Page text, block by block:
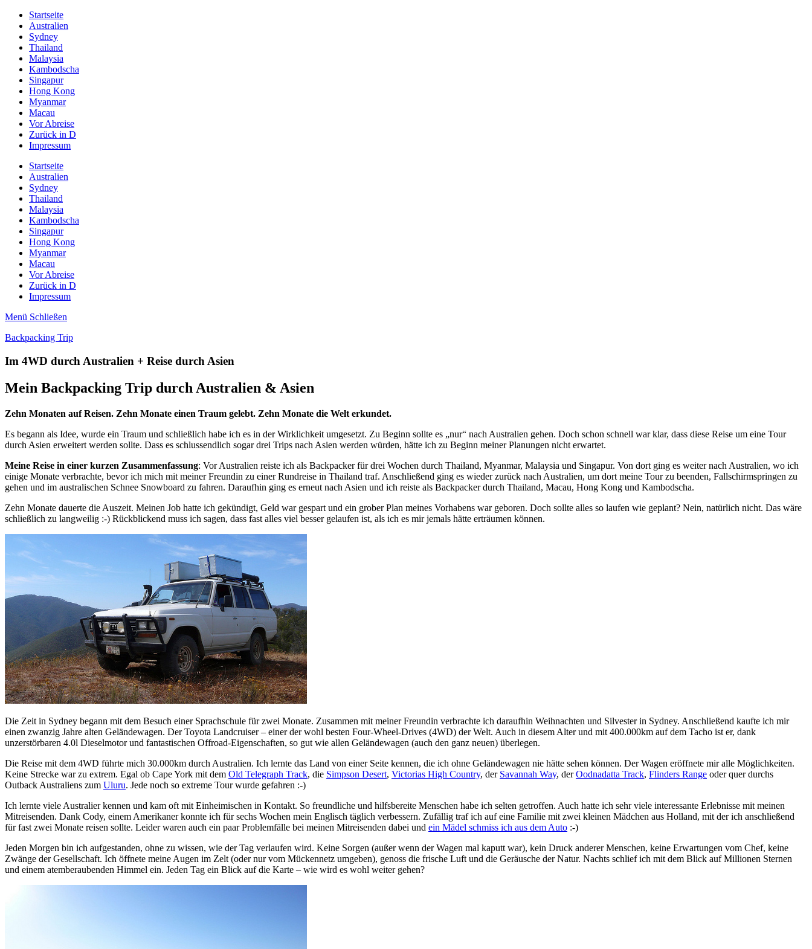
Startseite
Australien
Sydney
Thailand
Malaysia
Kambodscha
Singapur
Hong Kong
Myanmar
Macau
Vor Abreise
Zurück in D
Impressum
Startseite
Australien
Sydney
Thailand
Malaysia
Kambodscha
Singapur
Hong Kong
Myanmar
Macau
Vor Abreise
Zurück in D
Impressum
Menü Schließen
Backpacking Trip
Im 4WD durch Australien + Reise durch Asien
Mein Backpacking Trip durch Australien & Asien
Zehn Monaten auf Reisen. Zehn Monate einen Traum gelebt. Zehn Monate die Welt erkundet.
Es begann als Idee, wurde ein Traum und schließlich habe ich es in der Wirklichkeit umgesetzt. Zu Beginn sollte es „nur“ nach Australien gehen. Doch schon schnell war klar, dass diese Reise um eine Tour
durch Asien erweitert werden sollte. Dass es schlussendlich sogar drei Trips nach Asien werden würden, hätte ich zu Beginn meiner Planungen nicht erwartet.
Meine Reise in einer kurzen Zusammenfassung: Vor Australien reiste ich als Backpacker für drei Wochen durch Thailand, Myanmar, Malaysia und Singapur. Von dort ging es weiter nach Australien, wo ich
einige Monate verbrachte, bevor ich mich mit meiner Freundin zu einer Rundreise in Thailand traf. Anschließend ging es wieder zurück nach Australien, um dort meine Tour zu beenden, Fallschirmspringen zu
gehen und im australischen Schnee Snowboard zu fahren. Daraufhin ging es erneut nach Asien und ich reiste als Backpacker durch Thailand, Macau, Hong Kong und Kambodscha.
Zehn Monate dauerte die Auszeit. Meinen Job hatte ich gekündigt, Geld war gespart und ein grober Plan meines Vorhabens war geboren. Doch sollte alles so laufen wie geplant? Nein, natürlich nicht. Das wäre
schließlich zu langweilig :-) Rückblickend muss ich sagen, dass fast alles viel besser gelaufen ist, als ich es mir jemals hätte erträumen können.
Die Zeit in Sydney begann mit dem Besuch einer Sprachschule für zwei Monate. Zusammen mit meiner Freundin verbrachte ich daraufhin Weihnachten und Silvester in Sydney. Anschließend kaufte ich mir
einen zwanzig Jahre alten Geländewagen. Der Toyota Landcruiser – einer der wohl besten Four-Wheel-Drives (4WD) der Welt. Auch in diesem Alter und mit 400.000km auf dem Tacho ist er, dank
unzerstörbaren 4.0l Dieselmotor und fantastischen Offroad-Eigenschaften, so gut wie allen Geländewagen (auch den ganz neuen) überlegen.
Die Reise mit dem 4WD führte mich 30.000km durch Australien. Ich lernte das Land von einer Seite kennen, die ich ohne Geländewagen nie hätte sehen können. Der Wagen eröffnete mir alle Möglichkeiten.
Keine Strecke war zu extrem. Egal ob Cape York mit dem Old Telegraph Track, die Simpson Desert, Victorias High Country, der Savannah Way, derOodnadatta Track, Flinders Range oder quer durchs
Outback Australiens zum Uluru. Jede noch so extreme Tour wurde gefahren :-)
Ich lernte viele Australier kennen und kam oft mit Einheimischen in Kontakt. So freundliche und hilfsbereite Menschen habe ich selten getroffen. Auch hatte ich sehr viele interessante Erlebnisse mit meinen
Mitreisenden. Dank Cody, einem Amerikaner konnte ich für sechs Wochen mein Englisch täglich verbessern. Zufällig traf ich auf eine Familie mit zwei kleinen Mädchen aus Holland, mit der ich anschließend
für fast zwei Monate reisen sollte. Leider waren auch ein paar Problemfälle bei meinen Mitreisenden dabei und ein Mädel schmiss ich aus dem Auto :-)
Jeden Morgen bin ich aufgestanden, ohne zu wissen, wie der Tag verlaufen wird. Keine Sorgen (außer wenn der Wagen mal kaputt war), kein Druck anderer Menschen, keine Erwartungen vom Chef, keine
Zwänge der Gesellschaft. Ich öffnete meine Augen im Zelt (oder nur vom Mückennetz umgeben), genoss die frische Luft und die Geräusche der Natur. Nachts schlief ich mit dem Blick auf Millionen Sternen
und einem atemberaubenden Himmel ein. Jeden Tag ein Blick auf die Karte – wie wird es wohl weiter gehen?